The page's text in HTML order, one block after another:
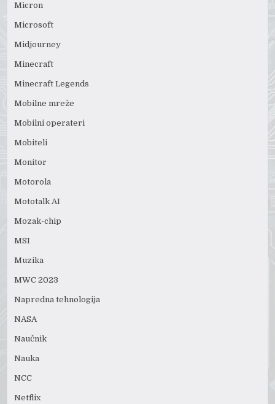
Micron
Microsoft
Midjourney
Minecraft
Minecraft Legends
Mobilne mreže
Mobilni operateri
Mobiteli
Monitor
Motorola
Mototalk AI
Mozak-chip
MSI
Muzika
MWC 2023
Napredna tehnologija
NASA
Naučnik
Nauka
NCC
Netflix